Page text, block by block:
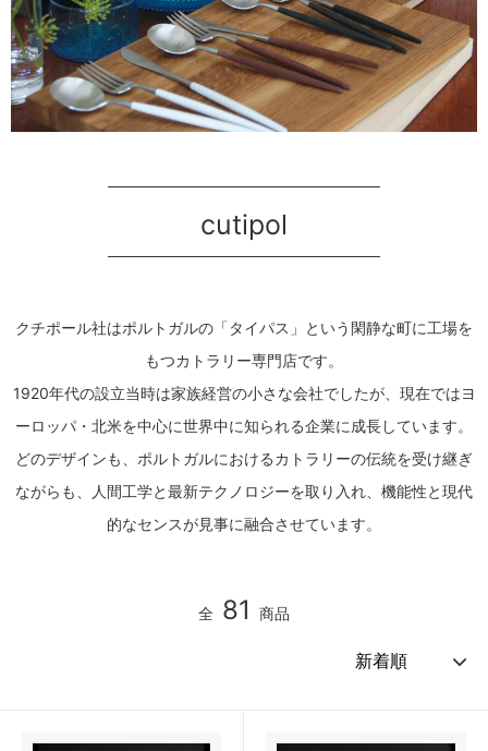
cutipol
クチポール社はポルトガルの「タイパス」という閑静な町に工場を
もつカトラリー専門店です。
1920年代の設立当時は家族経営の小さな会社でしたが、現在ではヨ
ーロッパ・北米を中心に世界中に知られる企業に成長しています。
どのデザインも、ポルトガルにおけるカトラリーの伝統を受け継ぎ
ながらも、人間工学と最新テクノロジーを取り入れ、機能性と現代
的なセンスが見事に融合させています。
全 81 商品